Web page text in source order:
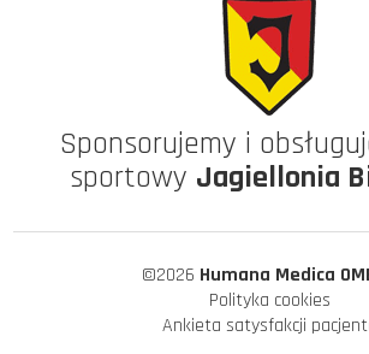
Sponsorujemy i
sportowy Jagiellonia
©2026 Humana Medica
Polityka cookies
Ankieta satysfakcji